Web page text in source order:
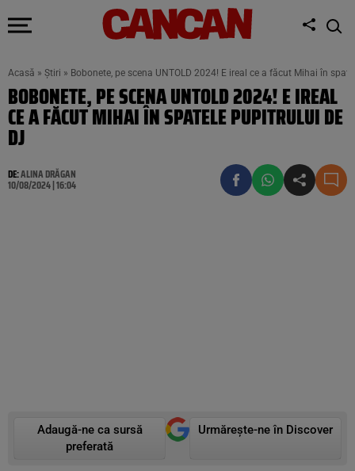
Acasă » Știri » Bobonete, pe scena UNTOLD 2024! E ireal ce a făcut Mihai în
BOBONETE, PE SCENA UNTOLD 2024! E IREAL
CE A FĂCUT MIHAI ÎN SPATELE PUPITRULUI DE
DJ
DE:ALINA DRĂGAN
10/08/2024 | 16:04
Adaugă-ne ca sursă
preferată
Urmărește-ne în Discover